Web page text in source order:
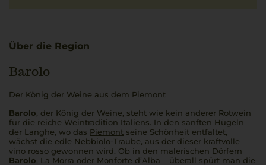
Über die Region
Barolo
Der König der Weine aus dem Piemont
Barolo, der König der Weine, steht wie kein anderer Rotwein
für die reiche Weintradition Italiens. In den sanften Hügeln
der Langhe, wo das Piemont seine Schönheit entfaltet,
wächst die edle Nebbiolo-Traube, aus der dieser kraftvolle
vino rosso gewonnen wird. Ob in den malerischen Dörfern
Barolo, La Morra oder Monforte d’Alba – überall spürt man die